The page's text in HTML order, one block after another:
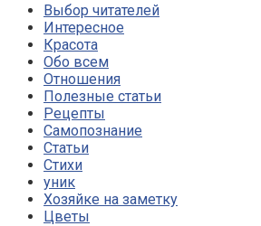
Выбор читателей
Интересное
Красота
Обо всем
Отношения
Полезные статьи
Рецепты
Самопознание
Статьи
Стихи
уник
Хозяйке на заметку
Цветы